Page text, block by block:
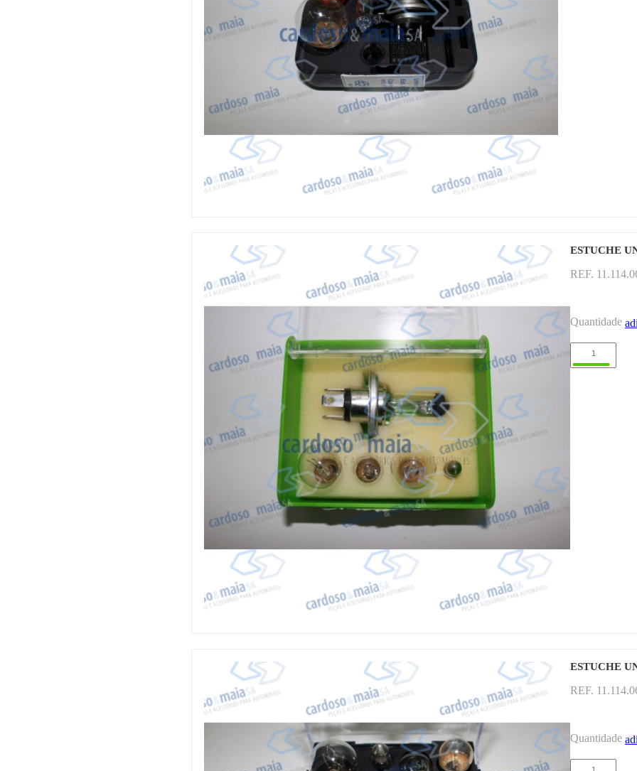
ESTUCHE
REF.
Quantidade
ESTUCHE
REF.
Quantidade